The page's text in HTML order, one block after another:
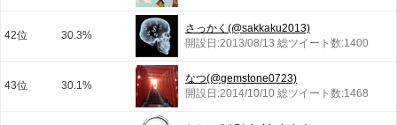
42位 30.3%
さっかく(@sakkaku2013)
開設日:2013/08/13 総ツイート数:1400
43位 30.1%
なつ(@gemstone0723)
開設日:2014/10/10 総ツイート数:1468